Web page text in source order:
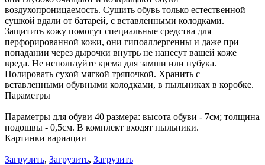
воздухопроницаемость. Сушить обувь только естественной
сушкой вдали от батарей, с вставленными колодками.
Защитить кожу помогут специальные средства для
перфорированной кожи, они гипоаллергенны и даже при
попадании через дырочки внутрь не нанесут вашей коже
вреда. Не используйте крема для замши или нубука.
Полировать сухой мягкой тряпочкой. Хранить с
вставленными обувными колодками, в пыльниках в коробке.
Параметры
—
Параметры для обуви 40 размера: высота обуви - 7см; толщина
подошвы - 0,5см. В комплект входят пыльники.
Картинки вариации
—
Загрузить, Загрузить, Загрузить